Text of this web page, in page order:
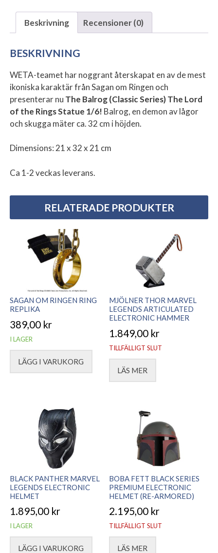
Beskrivning Recensioner (0)
BESKRIVNING
WETA-teamet har noggrant återskapat en av de mest
ikoniska karaktär från Sagan om Ringen och
presenterar nu The Balrog (Classic Series) The Lord
of the Rings Statue 1/6! Balrog, en demon av lågor
och skugga mäter ca. 32 cm i höjden.
Dimensions: 21 x 32 x 21 cm
Ca 1-2 veckas leverans.
RELATERADE PRODUKTER
SAGAN OM RINGEN RING
REPLIKA
389,00 kr
I LAGER
LÄGG I VARUKORG
MJÖLNER THOR MARVEL
LEGENDS ARTICULATED
ELECTRONIC HAMMER
1.849,00 kr
TILLFÄLLIGT SLUT
LÄS MER
BLACK PANTHER MARVEL
LEGENDS ELECTRONIC
HELMET
1.895,00 kr
I LAGER
LÄGG I VARUKORG
BOBA FETT BLACK SERIES
PREMIUM ELECTRONIC
HELMET (RE-ARMORED)
2.195,00 kr
TILLFÄLLIGT SLUT
LÄS MER